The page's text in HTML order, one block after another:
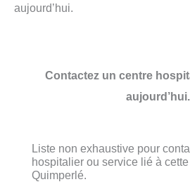
aujourd’hui.
Contactez un centre
aujourd’hui.
Liste non exhaustive pour
hospitalier ou service lié à
Quimperlé.